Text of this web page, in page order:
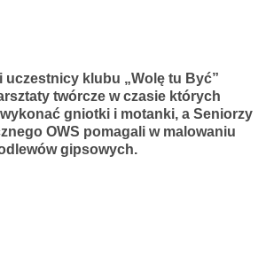
uczestnicy klubu „Wolę tu Być”
twórcze w czasie których
gniotki i motanki, a Seniorzy
OWS pomagali w malowaniu
gipsowych.